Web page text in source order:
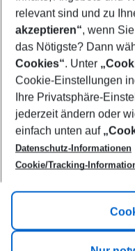
Footer
Footer navigation
Title A
Link A
relevant sind und zu
akzeptieren“, wenn
das Nötigste? Dann
Cookies“. Unter
Cookie-Einstellungen
Ihre Privatsphäre-
jederzeit ändern oder
einfach unten auf
Datenschutz-Informationen
Cookie/Tracking-